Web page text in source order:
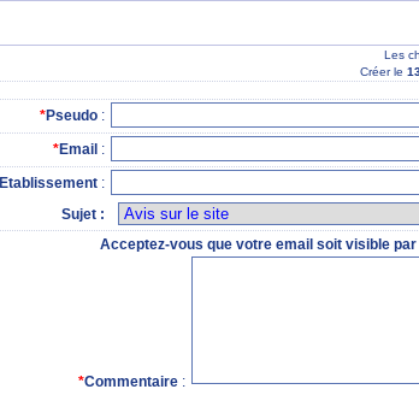
Les
Créer le
*Pseudo :
*Email :
Etablissement :
Sujet :
Acceptez-vous que votre email soit visible
*Commentaire: